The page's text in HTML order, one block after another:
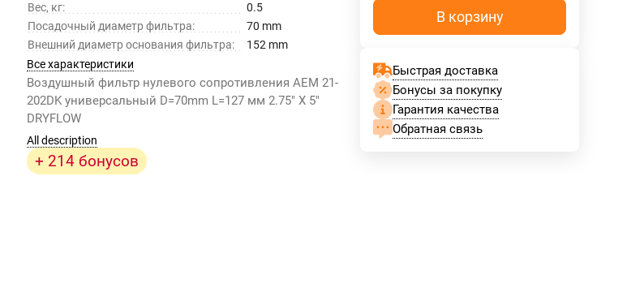
Вес, кг:
0.5
Посадочный диаметр фильтра:
70 mm
Внешний диаметр основания фильтра:
152 mm
Все характеристики
Воздушный фильтр нулевого сопротивления AEM 21-
202DK универсальный D=70mm L=127 мм 2.75" X 5"
DRYFLOW
All description
+ 214 бонусов
В корзину
Быстрая доставка
Бонусы за покупку
Гарантия качества
Обратная связь